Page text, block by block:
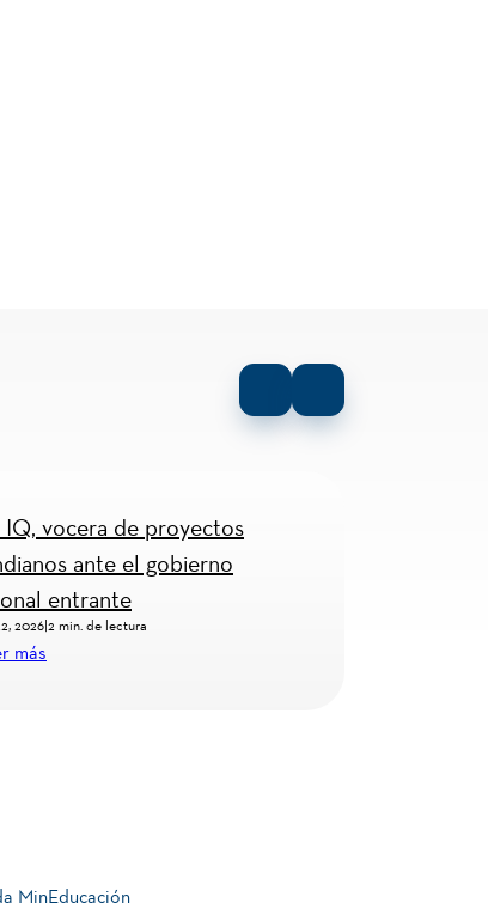
IQ, vocera de proyectos
ante el gobierno
entrante
2026 2 min. de lectura
más
MinEducación